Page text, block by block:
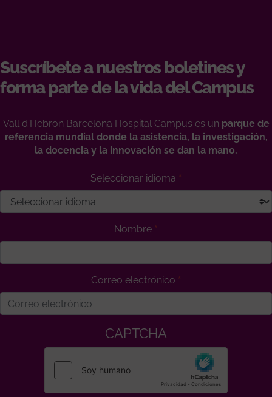
Suscríbete a nuestros boletines y
forma parte de la vida del Campus
Vall d'Hebron Barcelona Hospital Campus es un parque de
referencia mundial donde la asistencia, la investigación,
la docencia y la innovación se dan la mano.
Seleccionar idioma
Nombre
Correo electrónico
CAPTCHA